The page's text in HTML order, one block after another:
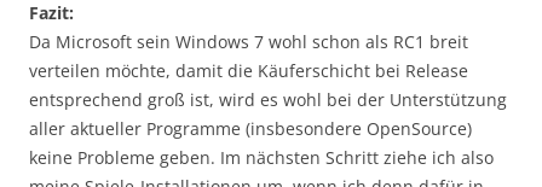
Fazit:
Da Microsoft sein Windows 7 wohl schon als RC1 breit
verteilen möchte, damit die Käuferschicht bei Release
entsprechend groß ist, wird es wohl bei der Unterstützung
aller aktueller Programme (insbesondere OpenSource)
keine Probleme geben. Im nächsten Schritt ziehe ich also